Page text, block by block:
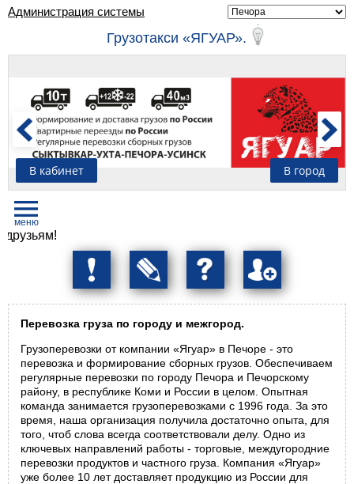
Администрация системы
Грузотакси «ЯГУАР».
В кабинет В город
Перевозка груза по городу и межгород.
Грузоперевозки от компании «Ягуар» в Печоре - это
перевозка и формирование сборных грузов. Обеспечиваем
регулярные перевозки по городу Печора и Печорскому
району, в республике Коми и России в целом. Опытная
команда занимается грузоперевозками с 1996 года. За это
время, наша организация получила достаточно опыта, для
того, чтоб слова всегда соответствовали делу. Одно из
ключевых направлений работы - торговые, междугородние
перевозки продуктов и частного груза. Компания «Ягуар»
уже более 10 лет доставляет продукцию из России для